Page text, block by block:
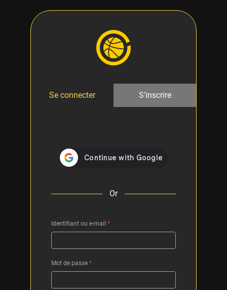
Se connecter S'inscrire
Or
Identifiant ou e-mail *
Mot de passe *